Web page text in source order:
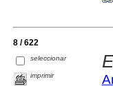
8 / 622
seleccionar
imprimir